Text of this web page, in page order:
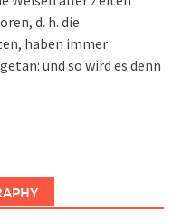
d. h. die
haben immer
und so wird es denn